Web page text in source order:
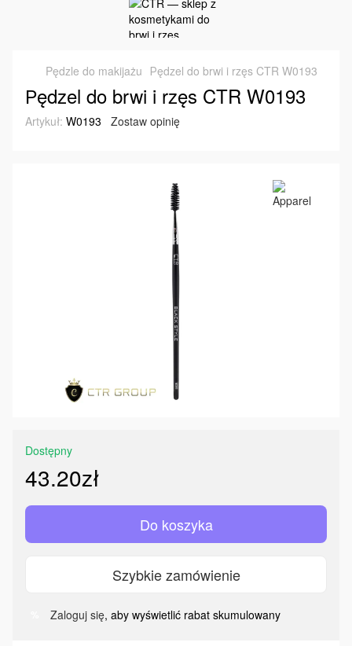
Pędzle do makijażu Рędzel do brwi i rzęs CTR W0193
Рędzel do brwi i rzęs CTR W0193
Artykuł: W0193 Zostaw opinię
Dostępny
43.20zł
Do koszyka
Szybkie zamówienie
Zaloguj się, aby wyświetlić rabat skumulowany